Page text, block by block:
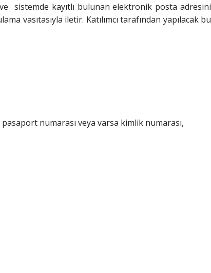
sistemde kayıtlı bulunan elektronik posta adresini
vasıtasıyla iletir. Katılımcı tarafından yapılacak bu
numarası veya varsa kimlik numarası,